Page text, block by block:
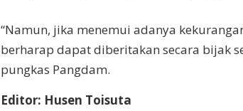
“Namun, jika menemui adanya
berharap dapat diberitakan secara bijak
pungkas Pangdam.
Editor: Husen Toisuta